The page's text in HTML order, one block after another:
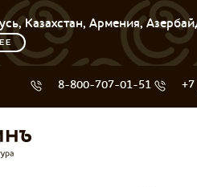
Казахстан, Армения,
8-800-707-01-51